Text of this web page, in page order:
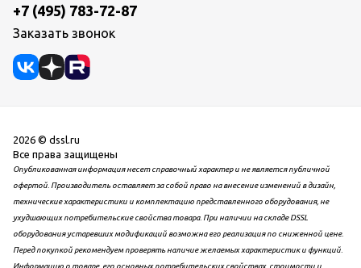
+7 (495) 783-72-87
Заказать звонок
2026 © dssl.ru
Все права защищены
Опубликованная информация несет справочный характер и не является публичной
офертой. Производитель оставляет за собой право на внесение изменений в дизайн,
технические характеристики и комплектацию представленного оборудования, не
ухудшающих потребительские свойства товара. При наличии на складе DSSL
оборудования устаревших модификаций возможна его реализация по сниженной цене.
Перед покупкой рекомендуем проверять наличие желаемых характеристик и функций.
Информацию о товаре, его основных потребительских свойствах, стоимости и